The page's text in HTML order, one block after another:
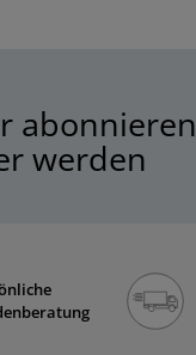
abonnieren
werden